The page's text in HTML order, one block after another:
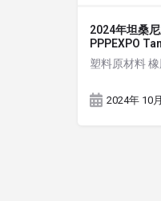
2024年坦桑
PPPEXPO
塑料原材料
2024年 10